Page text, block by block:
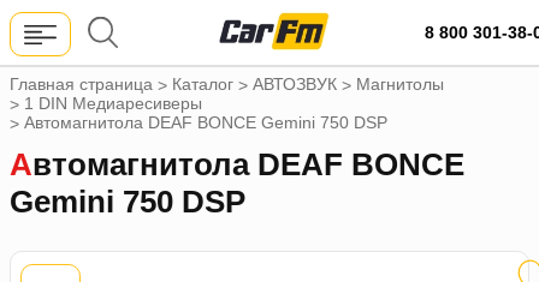
8 800 301-38-
Главная страница > Каталог > АВТОЗВУК > Магнитолы
> 1 DIN Медиаресиверы
> Автомагнитола DEAF BONCE Gemini 750 DSP
Автомагнитола DEAF BONCE
Gemini 750 DSP